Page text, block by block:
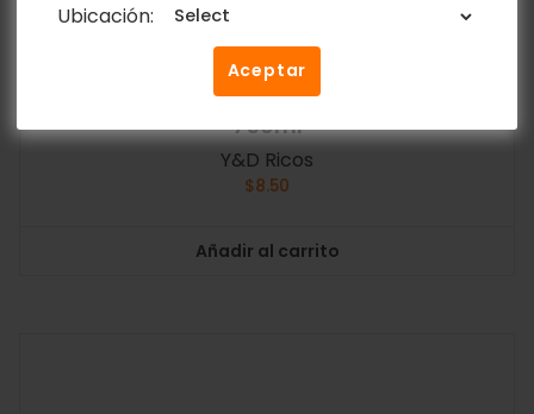
Ubicación:
Aceptar
Vino Tinto Cigar Box Cabernet Sauvignon
750ml
Y&D Ricos
$8.50
Añadir al carrito